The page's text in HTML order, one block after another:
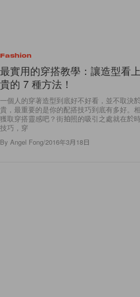
Fashion
最實用的穿搭教學：讓造型看
貴的 7 種方法！
一個人的穿著造型到底好不好看，並不取決
貴，最重要的是你的配搭技巧到底有多好。
獲取穿搭靈感吧？街拍照的吸引之處就在於
技巧，穿
By Angel Fong/2016年3月18日